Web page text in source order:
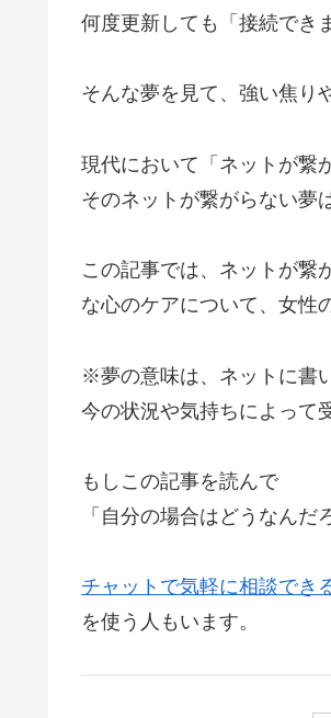
何度更新しても「接続でき
そんな夢を見て、強い焦り
現代において「ネットが繋
そのネットが繋がらない夢
この記事では、ネットが繋
な心のケアについて、女性
※夢の意味は、ネットに書
今の状況や気持ちによって
もしこの記事を読んで
「自分の場合はどうなんだ
チャットで気軽に相談でき
を使う人もいます。